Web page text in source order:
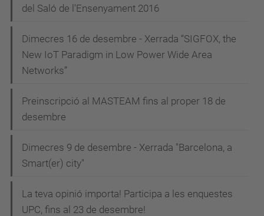
del Saló de l'Ensenyament 2016
Dimecres 16 de desembre - Xerrada “SIGFOX, the
New IoT Paradigm in Low Power Wide Area
Networks”
Preinscripció al MASTEAM fins al proper 18 de
desembre
Dimecres 9 de desembre - Xerrada "Barcelona, a
Smart(er) city"
La teva opinió importa! Participa a les enquestes
UPC, fins al 23 de desembre!